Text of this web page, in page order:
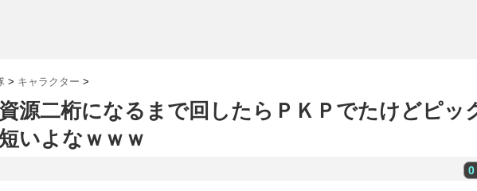
> キャラクター >
資源二桁になるまで回したらＰＫＰでたけどピッ
いよなｗｗｗ
0